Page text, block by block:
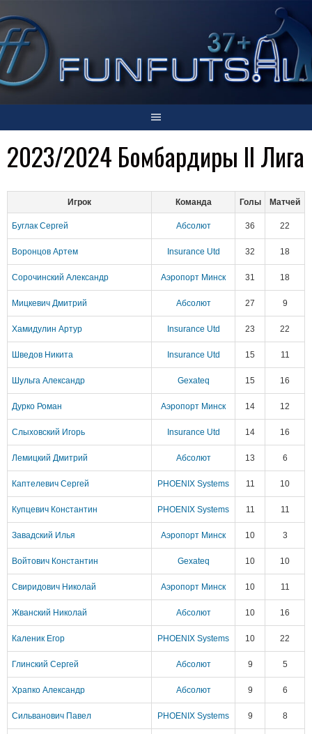
to
content
2023/2024 Бомбардиры II Лига
Игрок Команда Голы Матчей
Буглак Сергей Абсолют 36 22
Воронцов Артем Insurance Utd 32 18
Сорочинский Александр Аэропорт Минск 31 18
Мицкевич Дмитрий Абсолют 27 9
Хамидулин Артур Insurance Utd 23 22
Шведов Никита Insurance Utd 15 11
Шульга Александр Gexateq 15 16
Дурко Роман Аэропорт Минск 14 12
Слыховский Игорь Insurance Utd 14 16
Лемицкий Дмитрий Абсолют 13 6
Каптелевич Сергей PHOENIX Systems 11 10
Купцевич Константин PHOENIX Systems 11 11
Завадский Илья Аэропорт Минск 10 3
Войтович Константин Gexateq 10 10
Свиридович Николай Аэропорт Минск 10 11
Жванский Николай Абсолют 10 16
Каленик Егор PHOENIX Systems 10 22
Глинский Сергей Абсолют 9 5
Храпко Александр Абсолют 9 6
Сильванович Павел PHOENIX Systems 9 8